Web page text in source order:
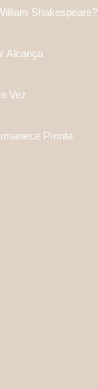
Shakespeare?
Alcança
Vez
Pronta